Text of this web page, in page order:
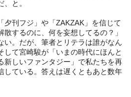
と。
刊フジ」や「ZAKZAK」を信じて
するのに、何を妄想してるの？」
い。だが、筆者とリテラは誰がなん
して宮崎駿が「いまの時代にほんと
新しいファンタジー」で私たちを再
している。答えは遅くともあと数年